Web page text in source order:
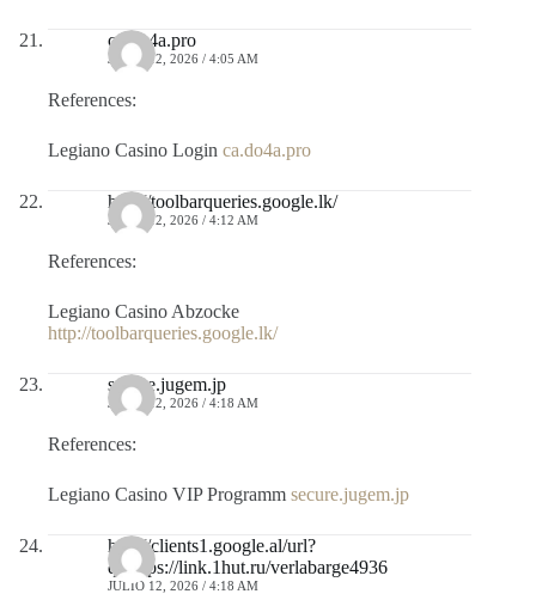
ca.do4a.pro
JULIO 12, 2026 / 4:05 AM
References:
Legiano Casino Login ca.do4a.pro
http://toolbarqueries.google.lk/
JULIO 12, 2026 / 4:12 AM
References:
Legiano Casino Abzocke
http://toolbarqueries.google.lk/
secure.jugem.jp
JULIO 12, 2026 / 4:18 AM
References:
Legiano Casino VIP Programm secure.jugem.jp
http://clients1.google.al/url?
q=https://link.1hut.ru/verlabarge4936
JULIO 12, 2026 / 4:18 AM